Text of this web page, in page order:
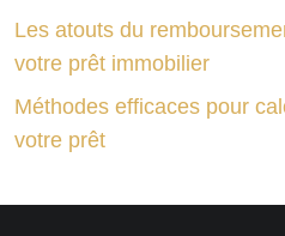
Les atouts du
votre prêt immobilier
Méthodes efficaces pour
votre prêt